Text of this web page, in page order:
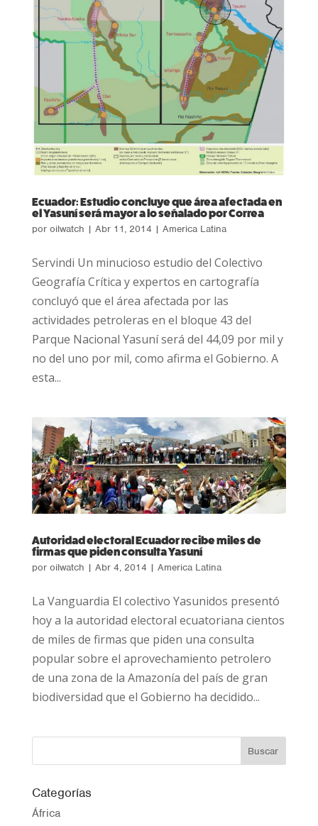
Ecuador: Estudio concluye que área afectada en
el Yasuní será mayor a lo señalado por Correa
por oilwatch | Abr 11, 2014 | America Latina
Servindi Un minucioso estudio del Colectivo
Geografía Crítica y expertos en cartografía
concluyó que el área afectada por las
actividades petroleras en el bloque 43 del
Parque Nacional Yasuní será del 44,09 por mil y
no del uno por mil, como afirma el Gobierno. A
esta...
Autoridad electoral Ecuador recibe miles de
firmas que piden consulta Yasuní
por oilwatch | Abr 4, 2014 | America Latina
La Vanguardia El colectivo Yasunidos presentó
hoy a la autoridad electoral ecuatoriana cientos
de miles de firmas que piden una consulta
popular sobre el aprovechamiento petrolero
de una zona de la Amazonía del país de gran
biodiversidad que el Gobierno ha decidido...
Categorías
África